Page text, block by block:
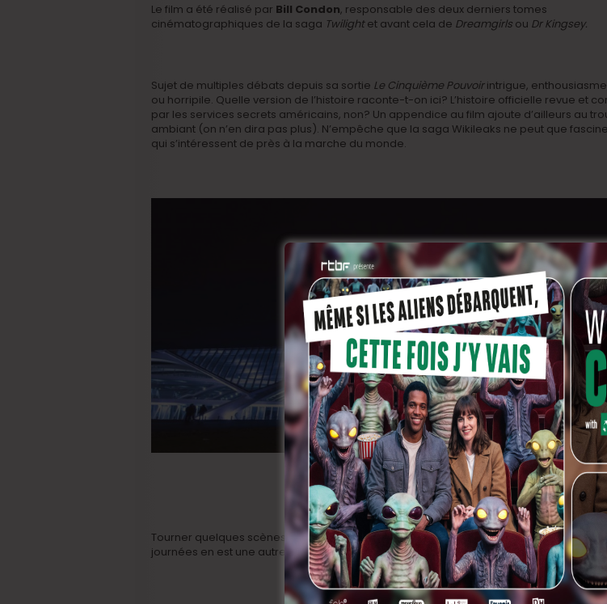
Le film a été réalisé par Bill Condon, responsable des deux derniers tomes
cinématographiques de la saga Twilightet avant cela de Dreamgirls ou Dr Kingsey.
Sujet de multiples débats depuis sa sortie Le Cinquième Pouvoirintrigue,
ou horripile. Quelle version de l’histoire raconte-t-on ici? L’histoire officielle revue et
par les services secrets américains, non? Un appendice au film ajoute d’ailleurs au
ambiant (on n’en dira pas plus). N’empêche que la saga Wikileaks ne peut que
qui s’intéressent de près à la marche du monde.
Tourner quelques scènes d’un film de cette ampleur en Belgique est une chose.
journées en est une autre.